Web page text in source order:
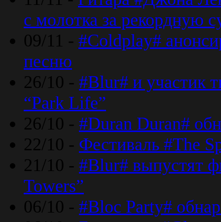
с молотка за рекордную
09/11 - #Coldplay#
песню
26/10 - #Blur# и участик
“Park Life”
26/10 - #Duran Duran#
22/10 - Фестиваль #The
21/10 - #Blur# выпустят
Towers”
06/10 - #Bloc Party#